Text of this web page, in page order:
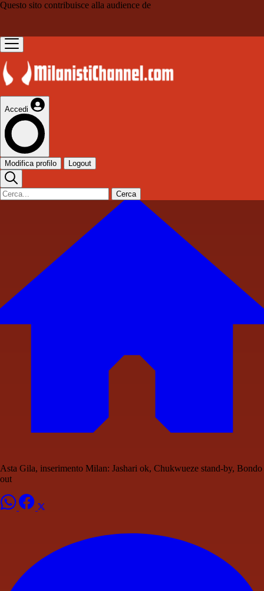
Questo sito contribuisce alla audience de
Accedi
Modifica profilo Logout
Cerca
Asta Gila, inserimento Milan: Jashari ok, Chukwueze stand-by, Bondo
out